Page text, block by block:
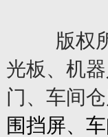
版权
光板、机
门、车间
围挡屏、